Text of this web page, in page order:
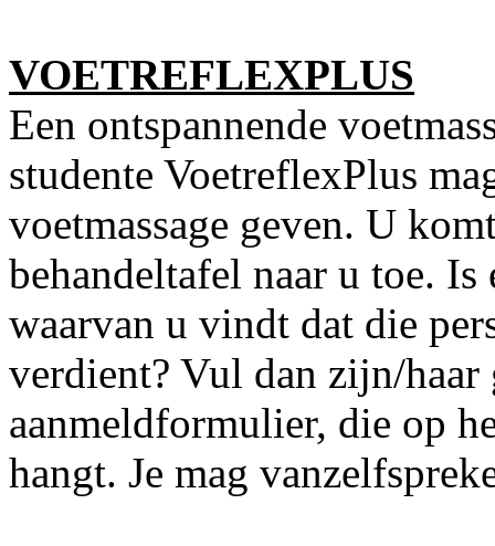
VOETREFLEXPLUS
Een ontspannende
studente VoetreflexPlus
voetmassage geven. U
behandeltafel naar u toe.
waarvan u vindt dat die
verdient? Vul dan zijn/haar
aanmeldformulier, die op
hangt. Je mag